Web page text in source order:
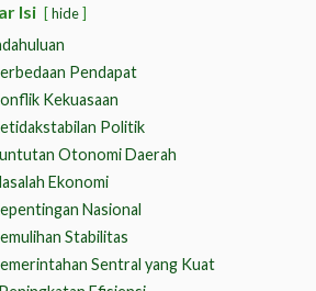
Isi hide
Pendapat
Kekuasaan
Politik
Otonomi Daerah
Ekonomi
Nasional
Stabilitas
Sentral yang Kuat